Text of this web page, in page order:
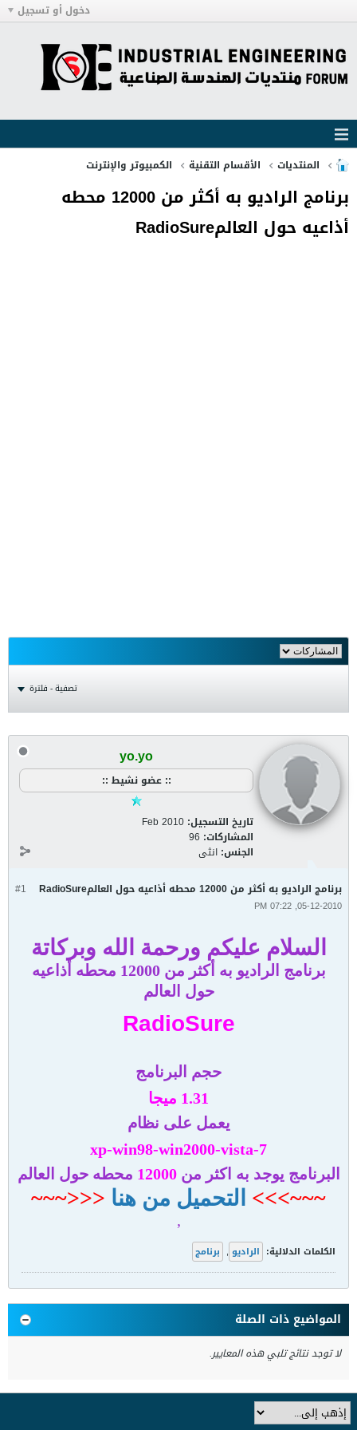
دخول أو تسجيل
المنتديات الأقسام التقنية الكمبيوتر والإنترنت
برنامج الراديو به أكثر من 12000 محطه
أذاعيه حول العالمRadioSure
تصفية - فلترة
yo.yo
:: عضو نشيط ::
تاريخ التسجيل: Feb 2010
المشاركات: 96
الجنس: انثى
#1 برنامج الراديو به أكثر من 12000 محطه أذاعيه حول العالمRadioSure
05-12-2010, 07:22 PM
السلام عليكم ورحمة الله وبركاتة
برنامج الراديو به أكثر من 12000 محطه أذاعيه
حول العالم
RadioSure
حجم البرنامج
1.31 ميجا
يعمل على نظام
xp-win98-win2000-vista-7
البرنامج يوجد به اكثر من12000 محطه حول العالم
~~~>>> التحميل من هنا <<<~~~
,
الكلمات الدلالية: الراديو , برنامج
المواضيع ذات الصلة
لا توجد نتائج تلبي هذه المعايير.